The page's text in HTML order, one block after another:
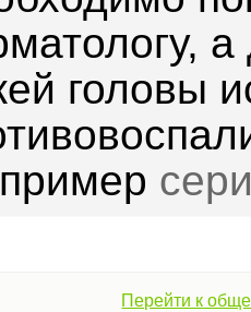
головы
Перейти к